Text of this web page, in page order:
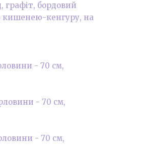
графіт, бордовий
кишенею-кенгуру, на
- 70 см,
- 70 см,
- 70 см,